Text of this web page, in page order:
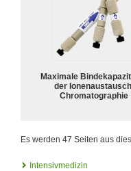
Maximale
der
Chromatographie
Es werden 47 Seiten aus
Intensivmedizin